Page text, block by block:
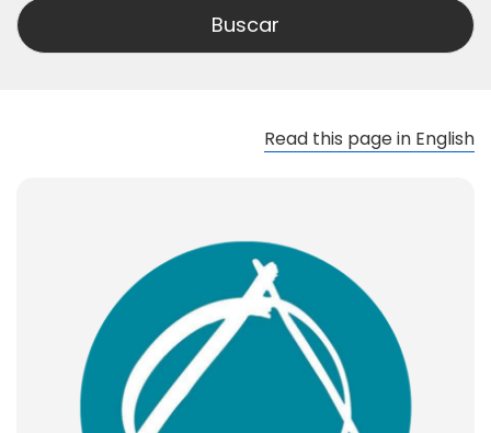
Read this page in English